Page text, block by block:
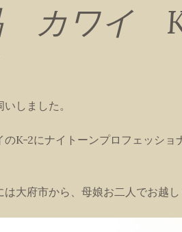
カワイ
しました。
のK-2にナイトーンプロフェッショ
は大府市から、母娘お二人でお越し